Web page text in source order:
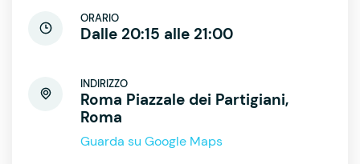
ORARIO
Dalle 20:15 alle 21:00
INDIRIZZO
Roma Piazzale dei Partigiani,
Roma
Guarda su Google Maps